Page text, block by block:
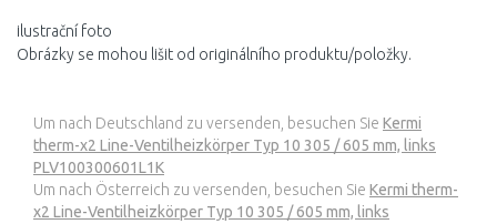
ilustrační foto
Obrázky se mohou lišit od originálního produktu/položky.
Um nach Deutschland zu versenden, besuchen Sie Kermi
therm-x2 Line-Ventilheizkörper Typ 10 305 / 605 mm, links
PLV100300601L1K
Um nach Österreich zu versenden, besuchen Sie Kermi therm-
x2 Line-Ventilheizkörper Typ 10 305 / 605 mm, links